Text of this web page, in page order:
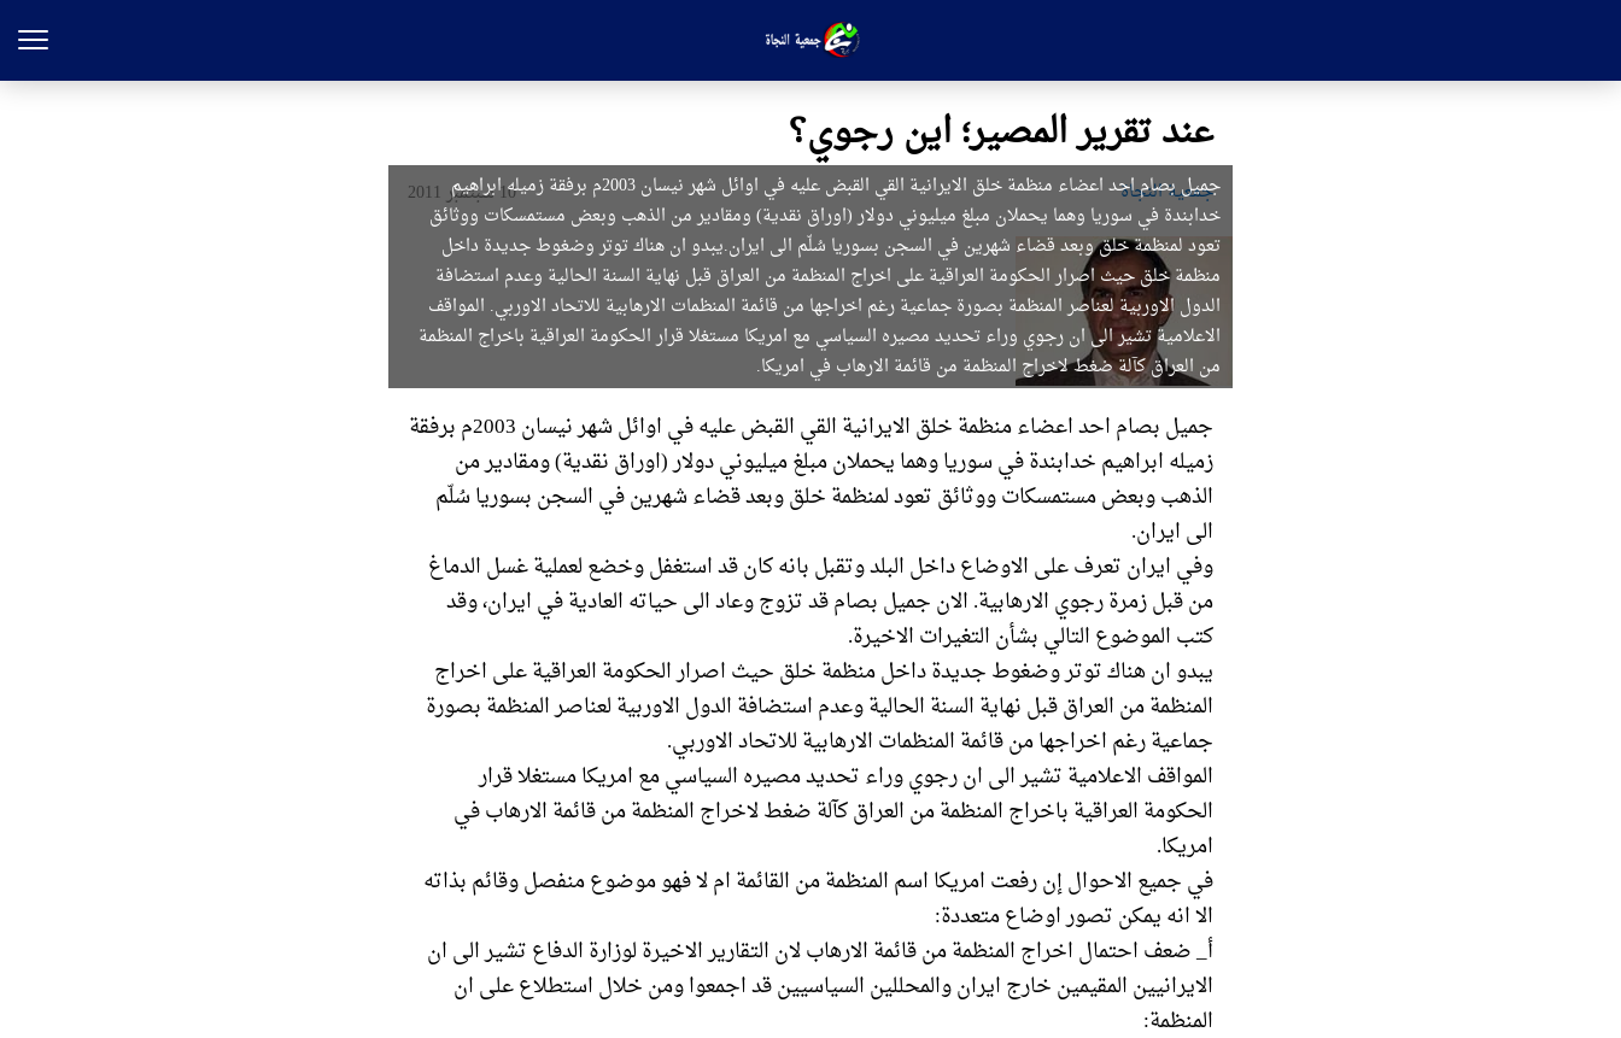
عند تقرير المصير؛ اين رجوي؟
جمعیة النجاة 10 سبتمبر 2011
جميل بصام احد اعضاء منظمة خلق الايرانية القي القبض عليه في اوائل شهر نيسان 2003م برفقة زميله ابراهيم
خدابندة في سوريا وهما يحملان مبلغ ميليوني دولار (اوراق نقدية) ومقادير من الذهب وبعض مستمسكات ووثائق
تعود لمنظمة خلق وبعد قضاء شهرين في السجن بسوريا سُلّم الى ايران.يبدو ان هناك توتر وضغوط جديدة داخل
منظمة خلق حيث اصرار الحكومة العراقية على اخراج المنظمة من العراق قبل نهاية السنة الحالية وعدم استضافة
الدول الاوربية لعناصر المنظمة بصورة جماعية رغم اخراجها من قائمة المنظمات الارهابية للاتحاد الاوربي. المواقف
الاعلامية تشير الى ان رجوي وراء تحديد مصيره السياسي مع امريكا مستغلا قرار الحكومة العراقية باخراج المنظمة
من العراق كآلة ضغط لاخراج المنظمة من قائمة الارهاب في امريكا.
جميل بصام احد اعضاء منظمة خلق الايرانية القي القبض عليه في اوائل شهر نيسان 2003م برفقة
زميله ابراهيم خدابندة في سوريا وهما يحملان مبلغ ميليوني دولار (اوراق نقدية) ومقادير من
الذهب وبعض مستمسكات ووثائق تعود لمنظمة خلق وبعد قضاء شهرين في السجن بسوريا سُلّم
الى ايران.
وفي ايران تعرف على الاوضاع داخل البلد وتقبل بانه كان قد استغفل وخضع لعملية غسل الدماغ
من قبل زمرة رجوي الارهابية. الان جميل بصام قد تزوج وعاد الى حياته العادية في ايران، وقد
كتب الموضوع التالي بشأن التغيرات الاخيرة.
يبدو ان هناك توتر وضغوط جديدة داخل منظمة خلق حيث اصرار الحكومة العراقية على اخراج
المنظمة من العراق قبل نهاية السنة الحالية وعدم استضافة الدول الاوربية لعناصر المنظمة بصورة
جماعية رغم اخراجها من قائمة المنظمات الارهابية للاتحاد الاوربي.
المواقف الاعلامية تشير الى ان رجوي وراء تحديد مصيره السياسي مع امريكا مستغلا قرار
الحكومة العراقية باخراج المنظمة من العراق كآلة ضغط لاخراج المنظمة من قائمة الارهاب في
امريكا.
في جميع الاحوال إن رفعت امريكا اسم المنظمة من القائمة ام لا فهو موضوع منفصل وقائم بذاته
الا انه يمكن تصور اوضاع متعددة:
أ_ ضعف احتمال اخراج المنظمة من قائمة الارهاب لان التقارير الاخيرة لوزارة الدفاع تشير الى ان
الايرانيين المقيمين خارج ايران والمحللين السياسيين قد اجمعوا ومن خلال استطلاع على ان
المنظمة: